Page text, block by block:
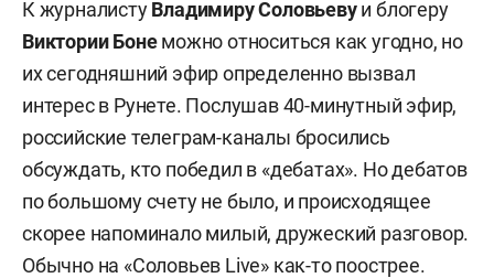
К журналистуВладимиру Соловьевуи блогеру
Виктории Бонеможно относиться как угодно, но
их сегодняшний эфир определенно вызвал
интерес в Рунете. Послушав 40-минутный эфир,
российские телеграм-каналы бросились
обсуждать, кто победил в «дебатах». Но дебатов
по большому счету не было, и происходящее
скорее напоминало милый, дружеский разговор.
Обычно на «Соловьев Live» как-то поострее.